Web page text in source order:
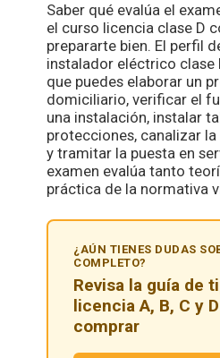
Saber qué evalúa el
el curso licencia clase D
prepararte bien. El perfil
instalador eléctrico clase
que puedes elaborar un
domiciliario, verificar el
una instalación, instalar
protecciones, canalizar
y tramitar la puesta en
examen evalúa tanto
práctica de la normativa
¿AÚN TIENES DUDAS
COMPLETO?
Revisa la guía de
licencia A, B, C y
comprar